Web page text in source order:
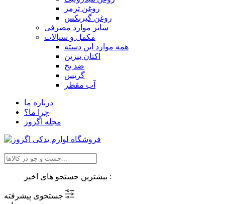
روغن ترمز
روغن گیربکس
سایر موارد مصرفی
مکمل و سیالات
همه موارد این دسته
اکتان بنزین
ضد یخ
گریس
آب مقطر
درباره ما
چرا ما؟
مجله اگزوز
بیشترین جستجو های اخیر :